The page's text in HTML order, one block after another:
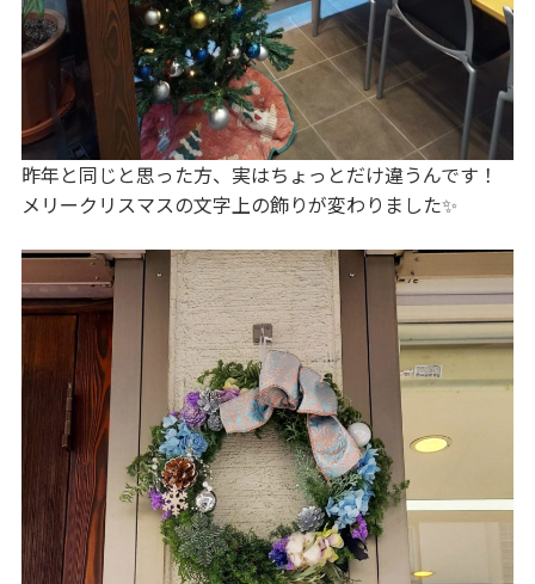
昨年と同じと思った方、実はちょっとだけ違うんです！
メリークリスマスの文字上の飾りが変わりました✨